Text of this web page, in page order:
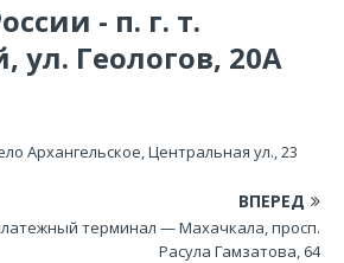
- п. г. т.
ул. Геологов, 20А
Архангельское, Центральная ул., 23
ВПЕРЕД
терминал — Махачкала, просп.
Расула Гамзатова, 64